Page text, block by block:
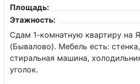
Площадь:
Этажность:
Сдам 1-комнатную квартиру на
(Бывалово). Мебель есть:
стиральная машина,
уголок.